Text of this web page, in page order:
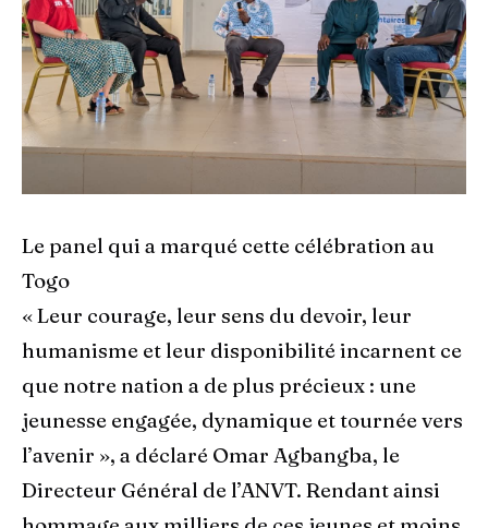
Le panel qui a marqué cette célébration au
Togo
« Leur courage, leur sens du devoir, leur
humanisme et leur disponibilité incarnent ce
que notre nation a de plus précieux : une
jeunesse engagée, dynamique et tournée vers
l’avenir », a déclaré Omar Agbangba, le
Directeur Général de l’ANVT. Rendant ainsi